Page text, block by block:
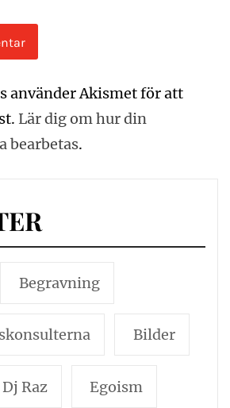
använder Akismet för att
Lär dig om hur din
bearbetas.
Begravning
Bilder
Dj Raz Egoism